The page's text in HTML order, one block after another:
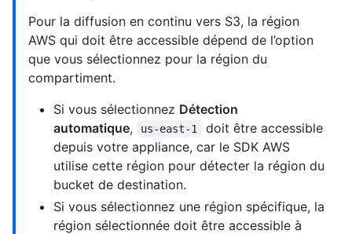
Pour la diffusion en continu vers S3, la région
AWS qui doit être accessible dépend de l’option
que vous sélectionnez pour la région du
compartiment.
Si vous sélectionnez Détection
automatique, us-east-1
doit être accessible
depuis votre appliance, car le SDK AWS
utilise cette région pour détecter la région du
bucket de destination.
Si vous sélectionnez une région spécifique, la
région sélectionnée doit être accessible à